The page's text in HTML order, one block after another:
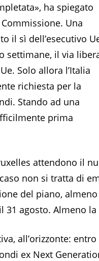
ha spiegato
Una
il sì dell’esecutivo
settimane, il via
Solo allora l’Italia
richiesta per la
Stando ad una
prima
attendono il
non si tratta di
del piano,
il 31 agosto. Almeno
all’orizzonte:
ex Next